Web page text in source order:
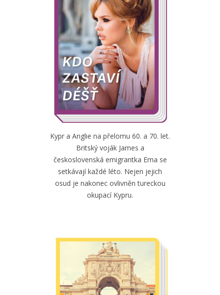
Kypr a Anglie na přelomu 60. a 70. let.
Britský voják James a
československá emigrantka Ema se
setkávají každé léto. Nejen jejich
osud je nakonec ovlivněn tureckou
okupací Kypru.